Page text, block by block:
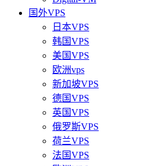
国外VPS
日本VPS
韩国VPS
美国VPS
欧洲vps
新加坡VPS
德国VPS
英国VPS
俄罗斯VPS
荷兰VPS
法国VPS